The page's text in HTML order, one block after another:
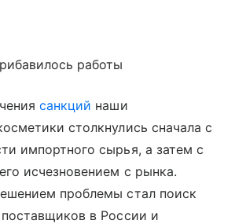
работы
санкций наши
столкнулись сначала с
импортного сырья, а затем с
исчезновением с рынка.
проблемы стал поиск
в России и